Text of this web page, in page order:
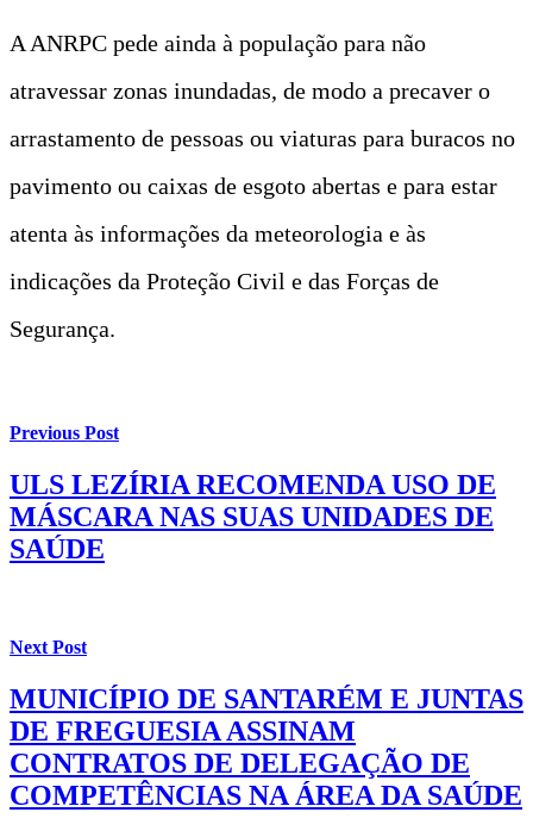
A ANRPC pede ainda à população para não
atravessar zonas inundadas, de modo a precaver o
arrastamento de pessoas ou viaturas para buracos no
pavimento ou caixas de esgoto abertas e para estar
atenta às informações da meteorologia e às
indicações da Proteção Civil e das Forças de
Segurança.
Previous Post
ULS LEZÍRIA RECOMENDA USO DE
MÁSCARA NAS SUAS UNIDADES DE
SAÚDE
Next Post
MUNICÍPIO DE SANTARÉM E JUNTAS
DE FREGUESIA ASSINAM
CONTRATOS DE DELEGAÇÃO DE
COMPETÊNCIAS NA ÁREA DA SAÚDE